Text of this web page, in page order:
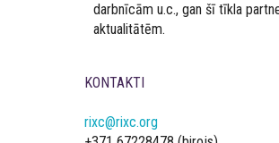
darbnīcām u.c., gan šī tīkla
aktualitātēm.
KONTAKTI
rixc@rixc.org